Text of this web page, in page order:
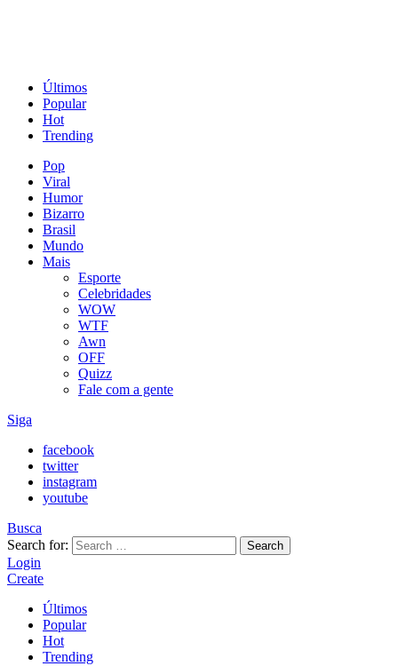
Últimos
Popular
Hot
Trending
Pop
Viral
Humor
Bizarro
Brasil
Mundo
Mais
Esporte
Celebridades
WOW
WTF
Awn
OFF
Quizz
Fale com a gente
Siga
facebook
twitter
instagram
youtube
Busca
Search for:
Search
Login
Create
Últimos
Popular
Hot
Trending